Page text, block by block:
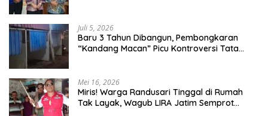
Juli 5, 2026
Baru 3 Tahun Dibangun, Pembongkaran
“Kandang Macan” Picu Kontroversi Tata
Mei 16, 2026
Miris! Warga Randusari Tinggal di Rumah
Tak Layak, Wagub LIRA Jatim Semprot